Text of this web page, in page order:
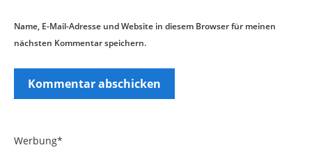
Name, E-Mail-Adresse und Website in diesem Browser für meinen
nächsten Kommentar speichern.
Werbung*